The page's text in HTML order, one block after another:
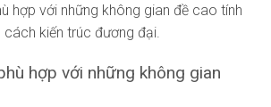
hợp với những không gian đề cao tính
kiến trúc đương đại.
hợp với những không gian